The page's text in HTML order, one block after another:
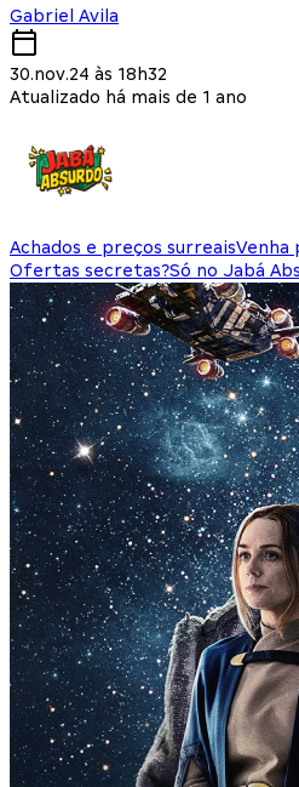
Gabriel Avila
30.nov.24 às 18h32
Atualizado há mais de 1 ano
Achados e preços surreaisVenha
Ofertas secretas?Só no Jabá